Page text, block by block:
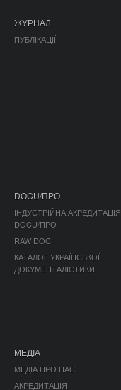
ЖУРНАЛ
ПУБЛІКАЦІЇ
DOCU/ПРО
ІНДУСТРІЙНА АКРЕДИТАЦІЯ
DOCU/ПРО
RAW DOC
КАТАЛОГ УКРАЇНСЬКОЇ
ДОКУМЕНТАЛІСТИКИ
МЕДІА
МЕДІА ПРО НАС
АКРЕДИТАЦІЯ